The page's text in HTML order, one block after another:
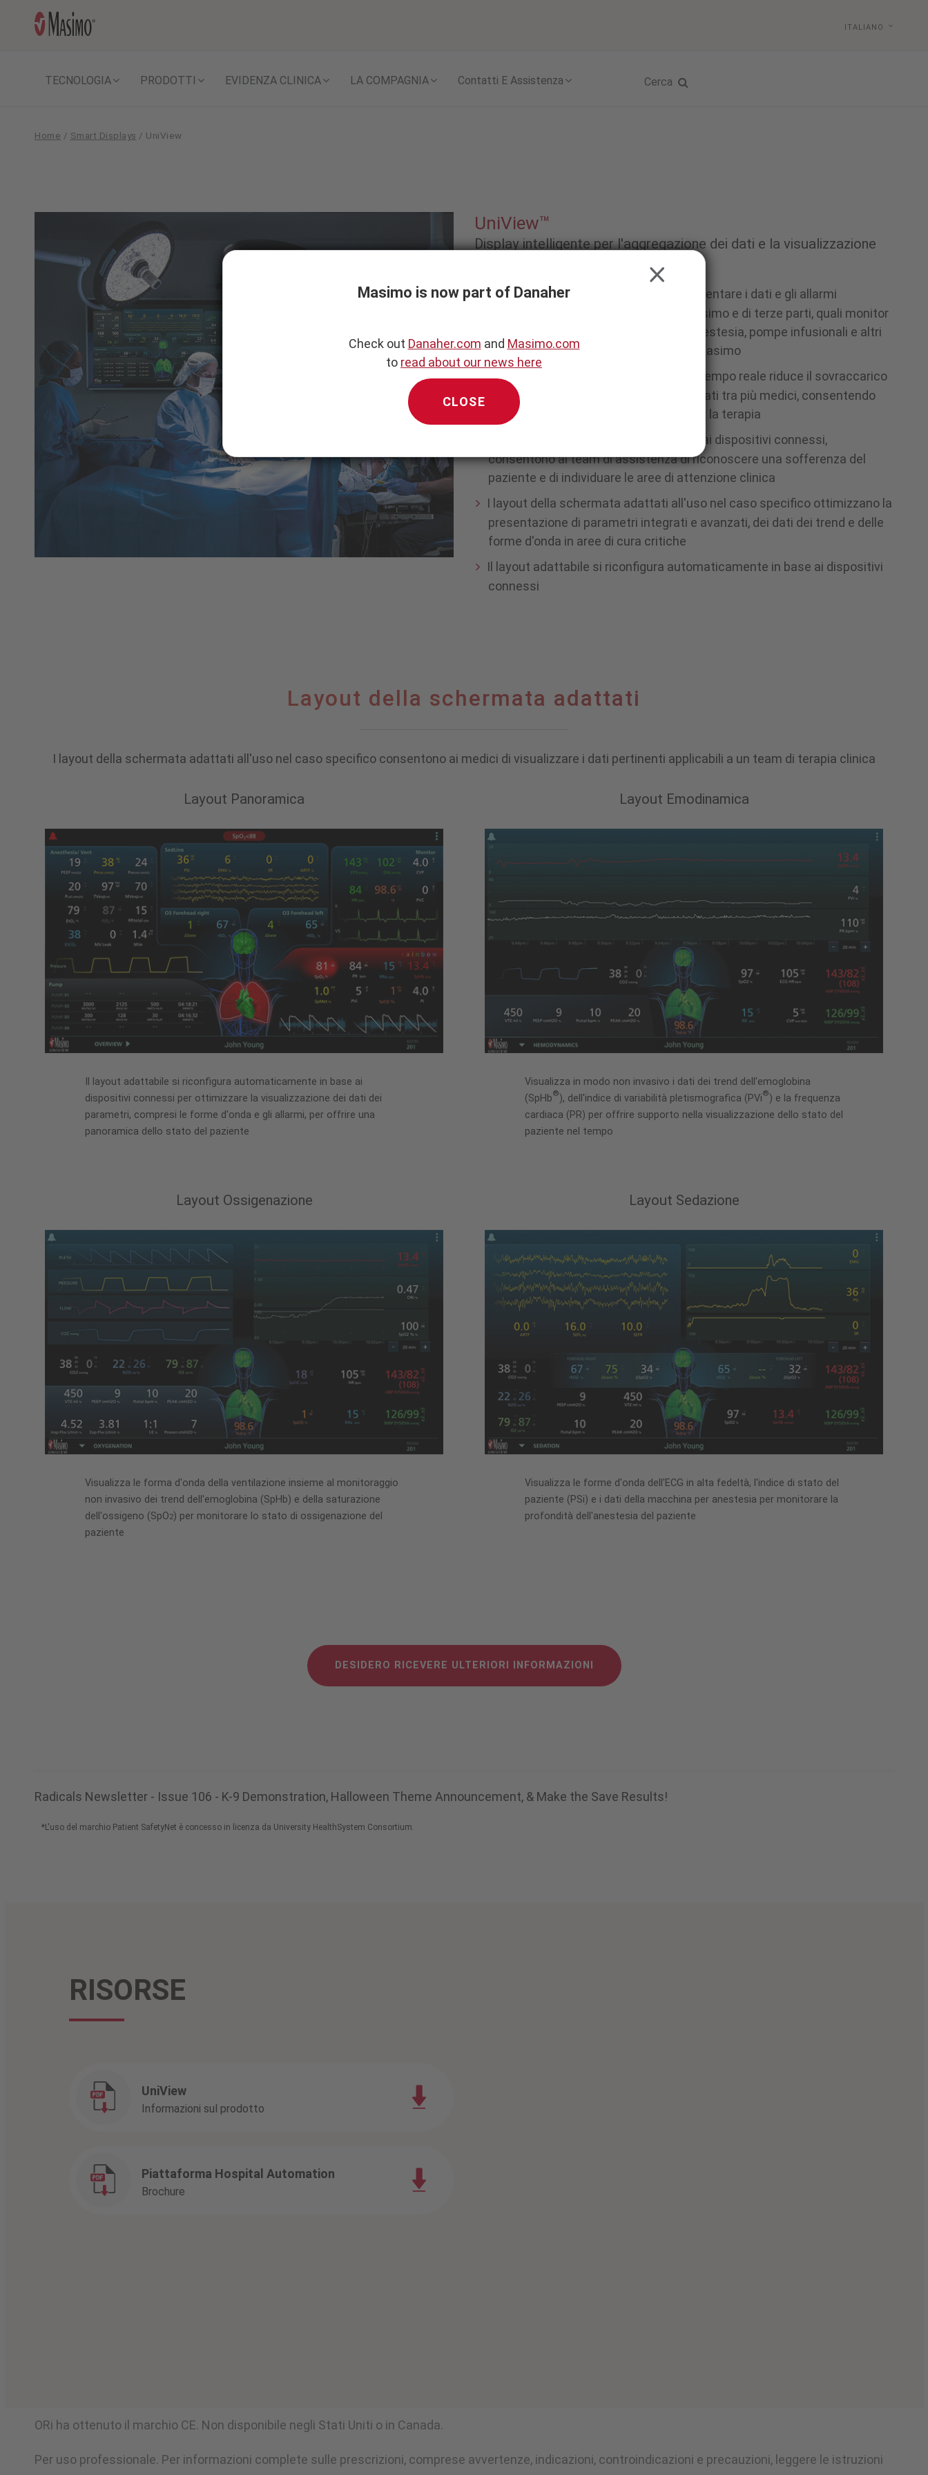
ITALIANO
TECNOLOGIA PRODOTTI EVIDENZA CLINICA LA COMPAGNIA Contatti E Assistenza Cerca
Home / Smart Displays / UniView
UniView UniView™
Display intelligente per l'aggregazione dei dati e la visualizzazione
UniView aggrega su un display supplementare i dati e gli allarmi
provenienti da numerosi dispositivi Masimo e di terze parti, quali monitor
paziente, ventilatori e macchine per anestesia, pompe infusionali e altri
dispositivi connessi tramite i sistemi Masimo
La visualizzazione integrata dei dati in tempo reale riduce il sovraccarico
cognitivo e facilita la condivisione dei dati tra più medici, consentendo
loro di individuare i trend e di coordinare la terapia
Gli indicatori visivi degli allarmi, inviati dai dispositivi connessi,
consentono ai team di assistenza di riconoscere una sofferenza del
paziente e di individuare le aree di attenzione clinica
I layout della schermata adattati all'uso nel caso specifico ottimizzano la
presentazione di parametri integrati e avanzati, dei dati dei trend e delle
forme d'onda in aree di cura critiche
Il layout adattabile si riconfigura automaticamente in base ai dispositivi
connessi
della
schermata
adattati
Layout della schermata adattati
I layout della schermata adattati all'uso nel caso specifico consentono ai medici di visualizzare i dati pertinenti applicabili a un team di terapia clinica
Layout Panoramica
Il layout adattabile si riconfigura automaticamente in base ai
dispositivi connessi per ottimizzare la visualizzazione dei dati dei
parametri, compresi le forme d'onda e gli allarmi, per offrire una
panoramica dello stato del paziente
Layout Emodinamica
Visualizza in modo non invasivo i dati dei trend dell'emoglobina
(SpHb®), dell'indice di variabilità pletismografica (PVi®) e la frequenza
cardiaca (PR) per offrire supporto nella visualizzazione dello stato del
paziente nel tempo
Layout Ossigenazione
Visualizza le forma d'onda della ventilazione insieme al monitoraggio
non invasivo dei trend dell'emoglobina (SpHb) e della saturazione
dell'ossigeno (SpO2) per monitorare lo stato di ossigenazione del
paziente
Layout Sedazione
Visualizza le forme d'onda dell'ECG in alta fedeltà, l'indice di stato del
paziente (PSi) e i dati della macchina per anestesia per monitorare la
profondità dell'anestesia del paziente
DESIDERO RICEVERE ULTERIORI INFORMAZIONI
Radicals Newsletter - Issue 106 - K-9 Demonstration, Halloween Theme Announcement, & Make the Save Results!
*L'uso del marchio Patient SafetyNet è concesso in licenza da University HealthSystem Consortium.
RISORSE
UniView
Informazioni sul prodotto
Piattaforma Hospital Automation
Brochure
ORi ha ottenuto il marchio CE. Non disponibile negli Stati Uniti o in Canada.
Per uso professionale. Per informazioni complete sulle prescrizioni, comprese avvertenze, indicazioni, controindicazioni e precauzioni, leggere le istruzioni
Masimo is now part of Danaher
CLOSE
Check out Danaher.com and Masimo.com
to read about our news here
CLOSE